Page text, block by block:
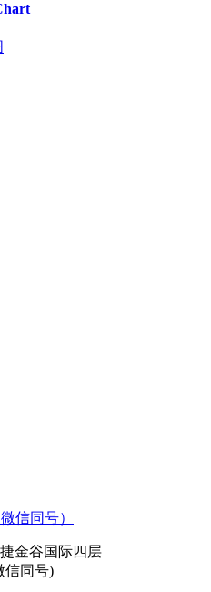
信同号）
金谷国际四层
信同号)